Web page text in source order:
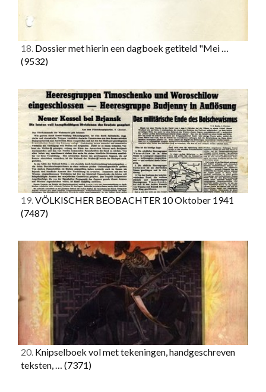
18. Dossier met hierin een dagboek getiteld "Mei …
(9532)
19.VÖLKISCHER BEOBACHTER 10 Oktober 1941
(7487)
20. Knipselboek vol met tekeningen, handgeschreven
teksten, … (7371)